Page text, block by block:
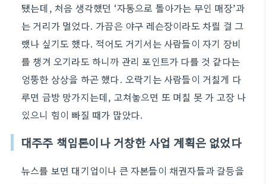
됐는데, 처음 생각했던 ‘자동으로 돌아가는 무인 매장’과
는 거리가 멀었다. 가끔은 야구 레슨장이라도 차릴 걸 그
랬나 싶기도 했다. 적어도 거기서는 사람들이 자기 장비
를 챙겨 오기라도 하니까 관리 포인트가 다를 것 같다는
엉뚱한 상상을 하곤 했다. 오락기는 사람들이 거칠게 다
루면 금방 망가지는데, 고쳐놓으면 또 며칠 못 가 고장 나
있으니 힘이 빠질 때가 많았다.
대주주 책임론이나 거창한 사업 계획은 없었다
뉴스를 보면 대기업이나 큰 자본들이 채권자들과 갈등을